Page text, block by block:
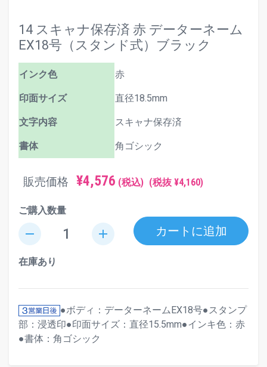
14 スキャナ保存済 赤 データーネーム
EX18号（スタンド式）ブラック
インク色 赤
印面サイズ 直径18.5mm
文字内容 スキャナ保存済
書体 角ゴシック
販売価格 ¥4,576 (税込) (税抜 ¥4,160)
ご購入数量
remove add カートに追加
在庫あり
●ボディ：データーネームEX18号●スタンプ
部：浸透印●印面サイズ：直径15.5mm●インキ色：赤
●書体：角ゴシック